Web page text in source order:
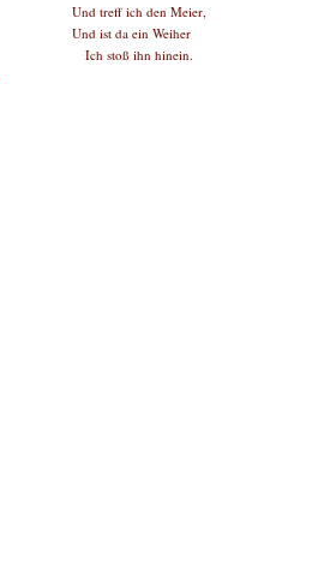
Und treff ich den Meier,
Und ist da ein Weiher
Ich stoß ihn hinein.